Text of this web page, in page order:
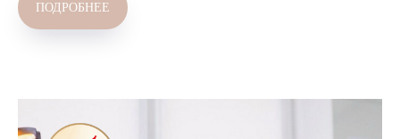
ПОДРОБНЕЕ